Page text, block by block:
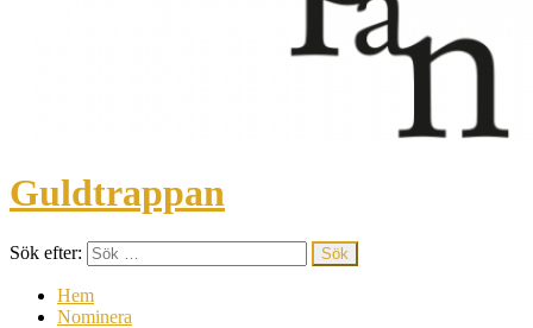
Guldtrappan
Sök efter:
Hem
Nominera